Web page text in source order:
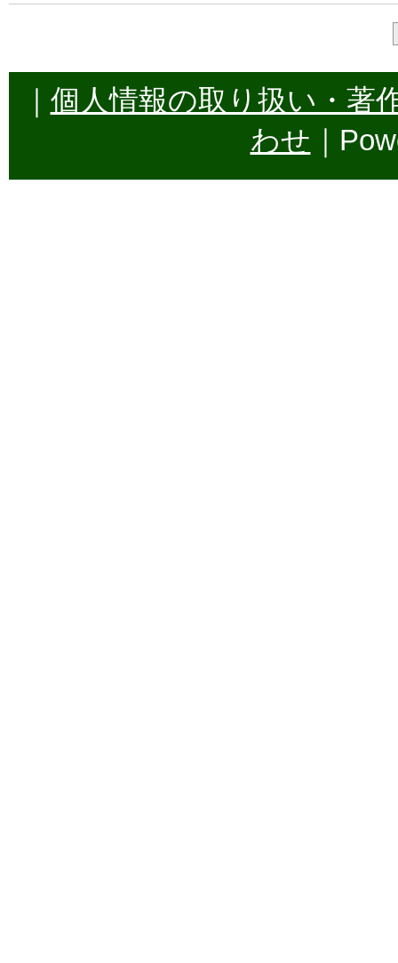
｜ 個人情報の取り扱い・著
わせ ｜